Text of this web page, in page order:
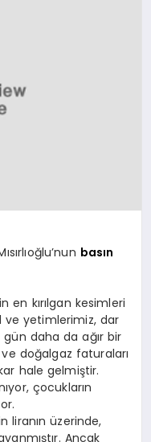
basın
en kırılgan kesimleri
ve yetimlerimiz, dar
daha da ağır bir
doğalgaz faturaları
hale gelmiştir.
çocukların
liranın üzerinde,
Ancak